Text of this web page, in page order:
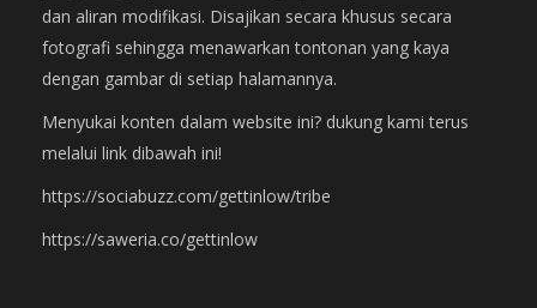
dan aliran modifikasi. Disajikan secara khusus secara
fotografi sehingga menawarkan tontonan yang kaya
dengan gambar di setiap halamannya.
Menyukai konten dalam website ini? dukung kami terus
melalui link dibawah ini!
https://sociabuzz.com/gettinlow/tribe
https://saweria.co/gettinlow